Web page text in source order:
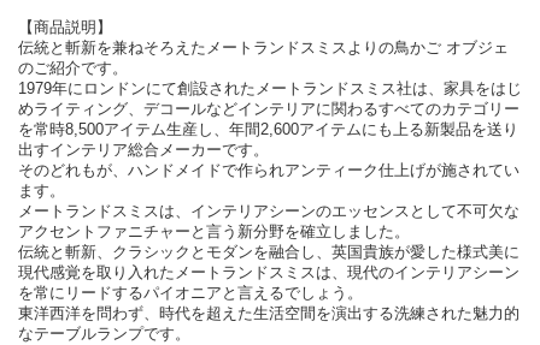
【商品説明】
伝統と斬新を兼ねそろえたメートランドスミスよりの鳥かご オブジェ
のご紹介です。
1979年にロンドンにて創設されたメートランドスミス社は、家具をはじ
めライティング、デコールなどインテリアに関わるすべてのカテゴリー
を常時8,500アイテム生産し、年間2,600アイテムにも上る新製品を送り
出すインテリア総合メーカーです。
そのどれもが、ハンドメイドで作られアンティーク仕上げが施されてい
ます。
メートランドスミスは、インテリアシーンのエッセンスとして不可欠な
アクセントファニチャーと言う新分野を確立しました。
伝統と斬新、クラシックとモダンを融合し、英国貴族が愛した様式美に
現代感覚を取り入れたメートランドスミスは、現代のインテリアシーン
を常にリードするパイオニアと言えるでしょう。
東洋西洋を問わず、時代を超えた生活空間を演出する洗練された魅力的
なテーブルランプです。